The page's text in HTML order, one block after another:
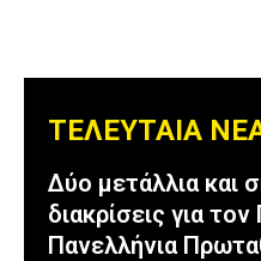
ΤΕΛΕΥΤΑΙΑ
Δύο μετάλλια και
διακρίσεις για
Πανελλήνια